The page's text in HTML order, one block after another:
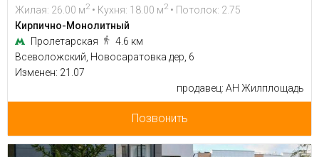
Жилая: 26.00 м2 • Кухня: 18.00 м2 • Потолок: 2.75
Кирпично-Монолитный
Пролетарская
4.6 км
Всеволожский, Новосаратовка дер, 6
Изменен: 21.07
продавец: АН Жилплощадь
Позвонить